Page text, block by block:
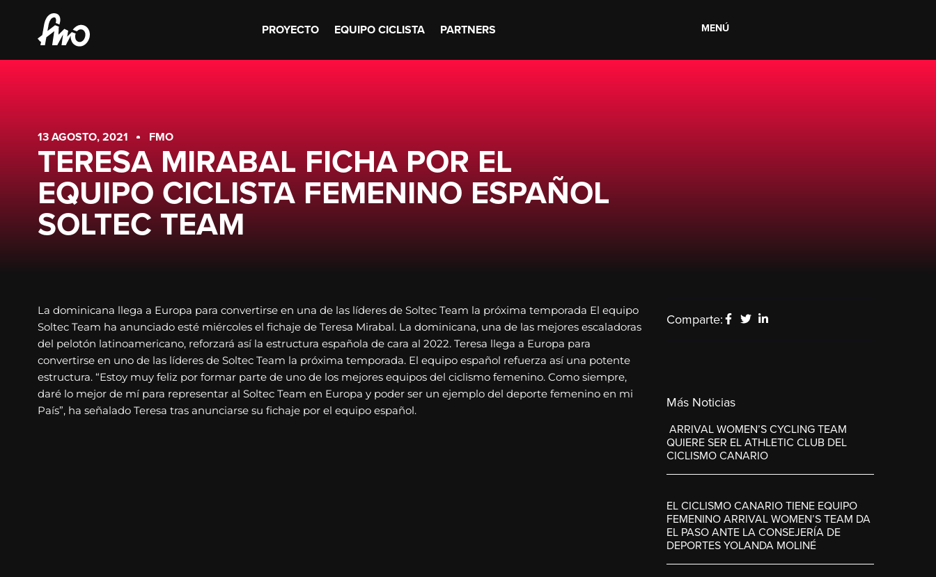
PROYECTO EQUIPO CICLISTA PARTNERS MENÚ
13 AGOSTO, 2021 FMO
TERESA MIRABAL FICHA POR EL
EQUIPO CICLISTA FEMENINO ESPAÑOL
SOLTEC TEAM
La dominicana llega a Europa para convertirse en una de las líderes de Soltec Team la próxima temporada El equipo
Soltec Team ha anunciado esté miércoles el fichaje de Teresa Mirabal. La dominicana, una de las mejores escaladoras
del pelotón latinoamericano, reforzará así la estructura española de cara al 2022. Teresa llega a Europa para
convertirse en uno de las líderes de Soltec Team la próxima temporada. El equipo español refuerza así una potente
estructura. “Estoy muy feliz por formar parte de uno de los mejores equipos del ciclismo femenino. Como siempre,
daré lo mejor de mí para representar al Soltec Team en Europa y poder ser un ejemplo del deporte femenino en mi
País”, ha señalado Teresa tras anunciarse su fichaje por el equipo español.
Comparte:
Más Noticias
ARRIVAL WOMEN’S CYCLING TEAM
QUIERE SER EL ATHLETIC CLUB DEL
CICLISMO CANARIO
EL CICLISMO CANARIO TIENE EQUIPO
FEMENINO ARRIVAL WOMEN’S TEAM DA
EL PASO ANTE LA CONSEJERÍA DE
DEPORTES YOLANDA MOLINÉ